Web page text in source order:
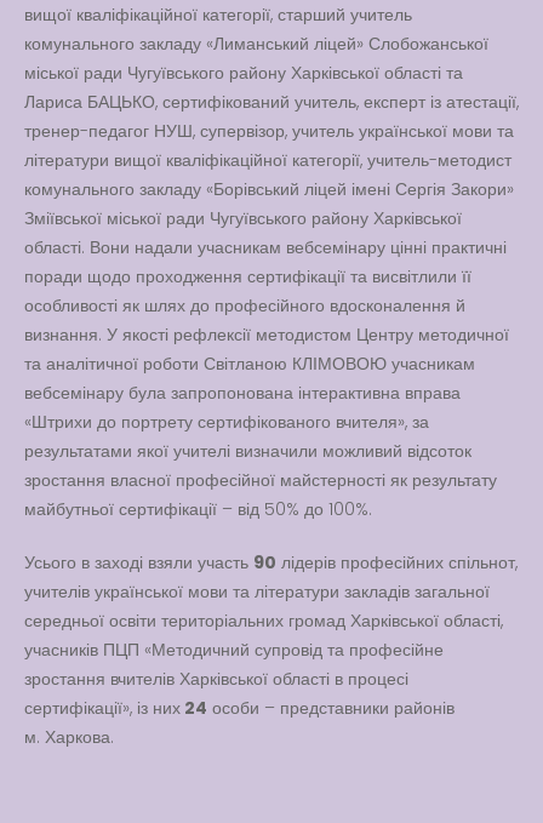
вищої кваліфікаційної категорії, старший учитель
комунального закладу «Лиманський ліцей» Слобожанської
міської ради Чугуївського району Харківської області та
Лариса БАЦЬКО, сертифікований учитель, експерт із атестації,
тренер-педагог НУШ, супервізор, учитель української мови та
літератури вищої кваліфікаційної категорії, учитель-методист
комунального закладу «Борівський ліцей імені Сергія Закори»
Зміївської міської ради Чугуївського району Харківської
області. Вони надали учасникам вебсемінару цінні практичні
поради щодо проходження сертифікації та висвітлили її
особливості як шлях до професійного вдосконалення й
визнання. У якості рефлексії методистом Центру методичної
та аналітичної роботи Світланою КЛІМОВОЮ учасникам
вебсемінару була запропонована інтерактивна вправа
«Штрихи до портрету сертифікованого вчителя», за
результатами якої учителі визначили можливий відсоток
зростання власної професійної майстерності як результату
майбутньої сертифікації – від 50% до 100%.
Усього в заході взяли участь 90 лідерів професійних спільнот,
учителів української мови та літератури закладів загальної
середньої освіти територіальних громад Харківської області,
учасників ПЦП «Методичний супровід та професійне
зростання вчителів Харківської області в процесі
сертифікації», із них 24 особи – представники районів
м. Харкова.